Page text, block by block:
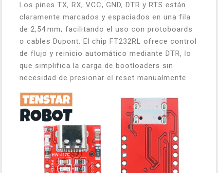
Los pines TX, RX, VCC, GND, DTR y RTS están
claramente marcados y espaciados en una fila
de 2,54 mm, facilitando el uso con protoboards
o cables Dupont. El chip FT232RL ofrece control
de flujo y reinicio automático mediante DTR, lo
que simplifica la carga de bootloaders sin
necesidad de presionar el reset manualmente.